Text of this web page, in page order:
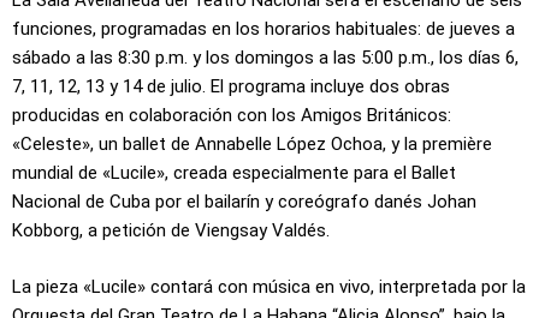
funciones, programadas en los horarios habituales: de jueves a
sábado a las 8:30 p.m. y los domingos a las 5:00 p.m., los días 6,
7, 11, 12, 13 y 14 de julio. El programa incluye dos obras
producidas en colaboración con los Amigos Británicos:
«Celeste», un ballet de Annabelle López Ochoa, y la première
mundial de «Lucile», creada especialmente para el Ballet
Nacional de Cuba por el bailarín y coreógrafo danés Johan
Kobborg, a petición de Viengsay Valdés.
La pieza «Lucile» contará con música en vivo, interpretada por la